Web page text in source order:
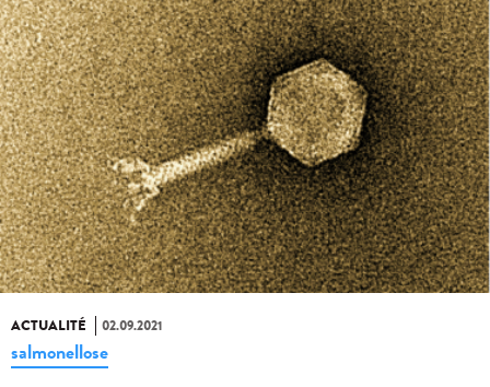
ACTUALITÉ 02.09.2021
salmonellose